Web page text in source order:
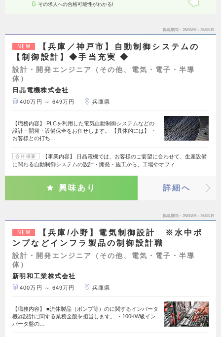
その求人への合格可能性がわかる!
掲載期間 26/08/06～26/08/19
NEW
【兵庫／神戸市】自動制御システムの
【制御設計】◆手当充実 ◆
設計・開発エンジニア（その他、電気・電子・半導
体）
日晶電機株式会社
400万円 ～ 649万円 兵庫県
【職務内容】 PLCを利用した電気自動制御システムなどの
設計・開発・設備保全をお任せします。 【具体的には】 ・
お客様との打ち…
会社概要
【事業内容】 日晶電機では、お客様のご要望に合わせて、生産設備
に関わる自動制御システムの設計・開発・施工から、工場やオフィ…
興味あり 詳細へ
掲載期間 26/08/06～26/08/19
NEW
【兵庫/小野】電気制御設計 ※水中ポ
ンプなどインフラ製品の制御設計職
設計・開発エンジニア（その他、電気・電子・半導
体）
新明和工業株式会社
400万円 ～ 649万円 兵庫県
【職務内容】 ■流体製品（ポンプ等）のに関するインバータ
機器設計に関する業務全般を担当します。 ・100KW級イン
バータ盤の…